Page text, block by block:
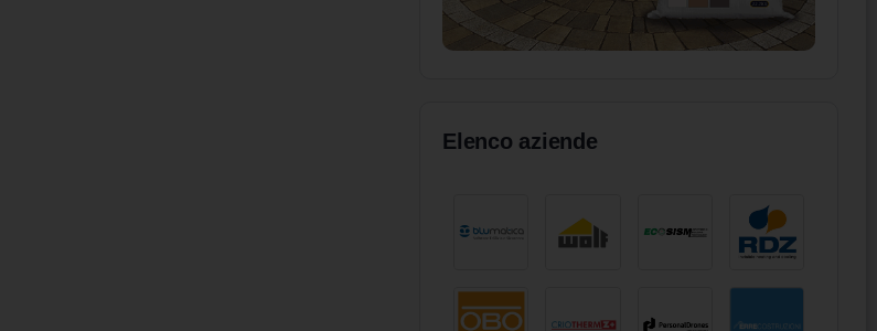
Elenco aziende